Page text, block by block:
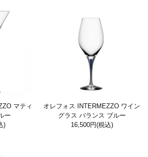
マティ
ー
)
オレフォス INTERMEZZO ワイン
グラス バランス ブルー
16,500円(税込)